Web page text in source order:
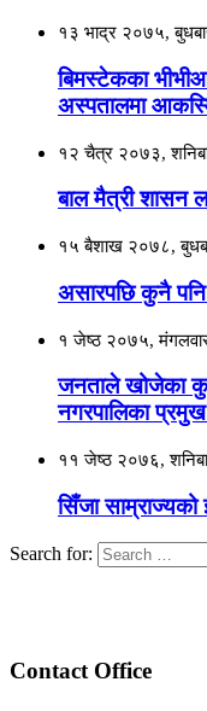
१३ भाद्र २०७५,
बिमस्टेकका
अस्पतालमा
१२ चैत्र २०७३,
बाल मैत्री शासन
१५ बैशाख २०७८,
असारपछि कुनै पनि
१ जेष्ठ २०७५,
जनताले खोजेका
नगरपालिका
११ जेष्ठ २०७६,
सिँजा
Search for:
Contact Office